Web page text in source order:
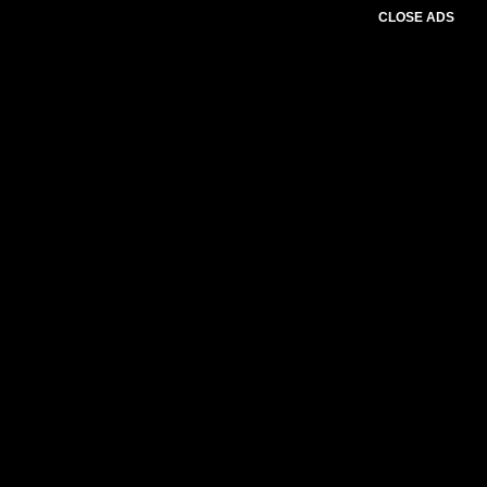
CLOSE ADS